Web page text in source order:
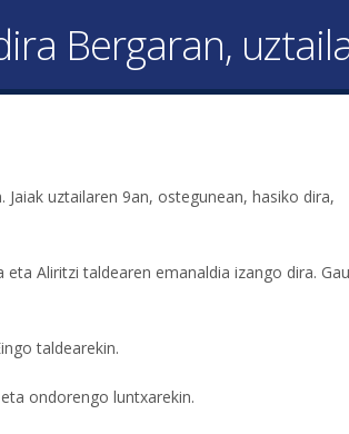
Bergaran,
uztailaren 9an, ostegunean, hasiko dira,
Aliritzi taldearen emanaldia izango dira.
taldearekin.
ondorengo luntxarekin.